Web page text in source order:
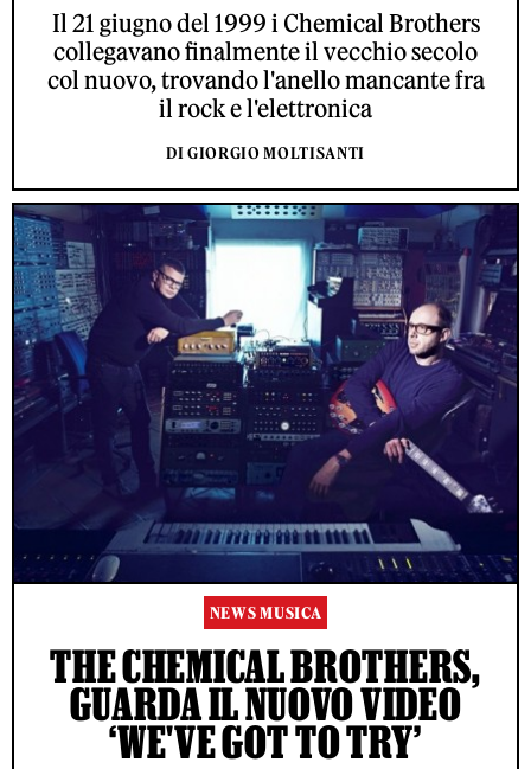
Il 21 giugno del 1999 i Chemical Brothers
collegavano finalmente il vecchio secolo
col nuovo, trovando l'anello mancante fra
il rock e l'elettronica
DI GIORGIO MOLTISANTI
NEWS MUSICA
THE CHEMICAL BROTHERS,
GUARDA IL NUOVO VIDEO
‘WE'VE GOT TO TRY’